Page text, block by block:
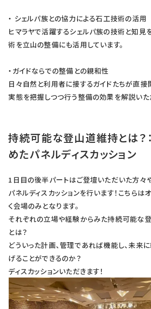
・ シェルパ族との協力による石工技術の活用
ヒマラヤで活躍するシェルパ族の技術と知見
術を立山の整備にも活用しています。
・ガイドならでの整備との親和性
日々自然と利用者に接するガイドたちが直接
実態を把握しつつ行う整備の効果を解説いた
持続可能な登山道維持とは？
めたパネルディスカッション
1日目の後半パートはご登壇いただいた方々
パネルディスカッションを行います！こちらは
く会場のみとなります。
それぞれの立場や経験からみた持続可能な
とは？
どういった計画、管理であれば機能し、未来
げることができるのか？
ディスカッションいただきます！